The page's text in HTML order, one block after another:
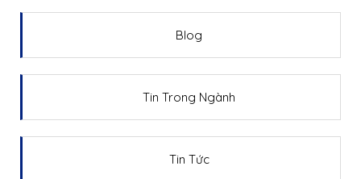
Blog
Tin Trong Ngành
Tin Tức